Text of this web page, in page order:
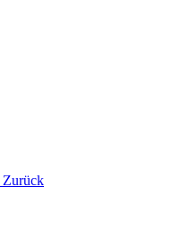
Zurück